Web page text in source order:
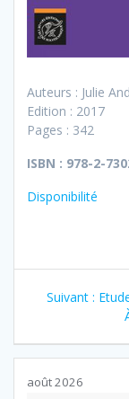
Auteurs : Julie
Edition : 2017
Pages : 342
ISBN : 978-2-
Disponibilité
l’article
Suivant :
août 2026